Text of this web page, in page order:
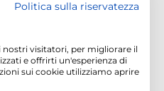
Politica sulla riservatezza
visitatori, per migliorare il
e offrirti un'esperienza di
sui cookie utilizziamo aprire